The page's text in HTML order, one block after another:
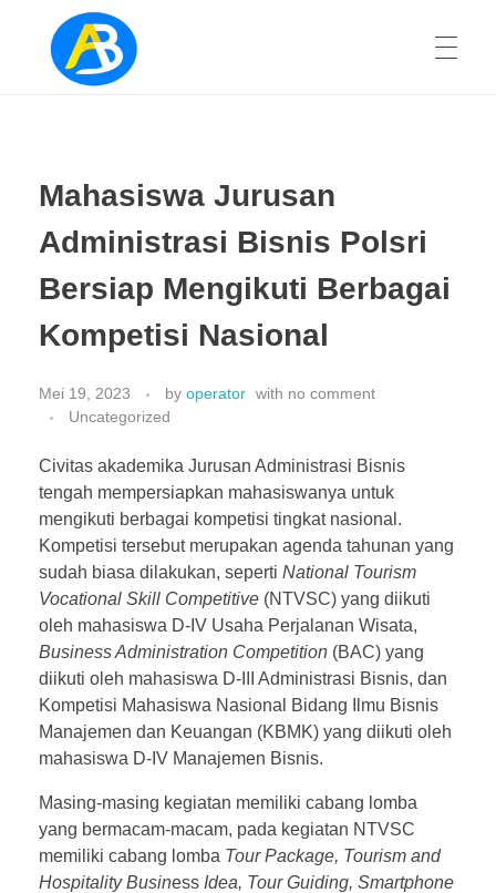
Kalender Akademik
Status Akreditasi
Pengumuman
Kegiatan
Visi, Misi, Tujan, dan Strategi
DIII Adm. Bisnis
DIV Manajemen Bisnis
D-IV BISNIS DIGITAL
S-2 Marketing Innovation Technology
Dosen dan Tenaga Kependidikan
Sistem dan Capaian Perkuliahan
Fasilitas
Lab perkantoran
Lab Pengetikan
Lab Komputer
Lab Manajemen
Perpustakaan
Struktur Organisasi
JURNAL
Jurnal Pesona Sriwijaya
Jurnal Aplikasi Manajemen dan Bisnis
Jurnal Terapan Ilmu Ekonomi dan Bisnis
LAYANAN MAHASISWA
Skripsi/LA Mahasiswa
Layanan Kuliah Praktek (KP)
ALUMNI
ARSIP
Mahasiswa Jurusan
Administrasi Bisnis Polsri
Bersiap Mengikuti Berbagai
Kompetisi Nasional
Mei 19, 2023 by operator with no comment
Uncategorized
Civitas akademika Jurusan Administrasi Bisnis
tengah mempersiapkan mahasiswanya untuk
mengikuti berbagai kompetisi tingkat nasional.
Kompetisi tersebut merupakan agenda tahunan yang
sudah biasa dilakukan, seperti National Tourism
Vocational Skill Competitive (NTVSC) yang diikuti
oleh mahasiswa D-IV Usaha Perjalanan Wisata,
Business Administration Competition (BAC) yang
diikuti oleh mahasiswa D-III Administrasi Bisnis, dan
Kompetisi Mahasiswa Nasional Bidang Ilmu Bisnis
Manajemen dan Keuangan (KBMK) yang diikuti oleh
mahasiswa D-IV Manajemen Bisnis.
Masing-masing kegiatan memiliki cabang lomba
yang bermacam-macam, pada kegiatan NTVSC
memiliki cabang lomba Tour Package, Tourism and
Hospitality Business Idea, Tour Guiding, Smartphone